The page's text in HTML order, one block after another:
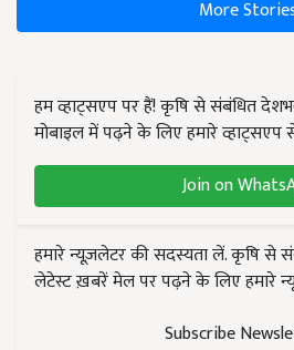
More
हम व्हाट्सएप पर हैं! कृषि से संबंधित
मोबाइल में पढ़ने के लिए हमारे व्हाट्सएप
Join on
हमारे न्यूज़लेटर की सदस्यता लें. कृषि से
लेटेस्ट ख़बरें मेल पर पढ़ने के लिए हमारे
Subscribe